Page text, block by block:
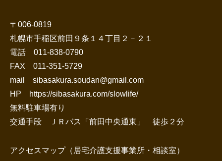
〒006-0819
札幌市手稲区前田９条１４丁目２－２１
電話 011-838-0790
FAX 011-351-5729
mail sibasakura.soudan@gmail.com
HP https://sibasakura.com/slowlife/
無料駐車場有り
交通手段 ＪＲバス「前田中央通東」 徒歩２分
アクセスマップ（居宅介護支援事業所・相談室）